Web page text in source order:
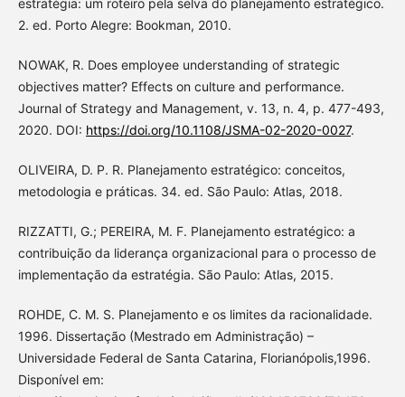
estratégia: um roteiro pela selva do planejamento estratégico.
2. ed. Porto Alegre: Bookman, 2010.
NOWAK, R. Does employee understanding of strategic
objectives matter? Effects on culture and performance.
Journal of Strategy and Management, v. 13, n. 4, p. 477-493,
2020. DOI: https://doi.org/10.1108/JSMA-02-2020-0027.
OLIVEIRA, D. P. R. Planejamento estratégico: conceitos,
metodologia e práticas. 34. ed. São Paulo: Atlas, 2018.
RIZZATTI, G.; PEREIRA, M. F. Planejamento estratégico: a
contribuição da liderança organizacional para o processo de
implementação da estratégia. São Paulo: Atlas, 2015.
ROHDE, C. M. S. Planejamento e os limites da racionalidade.
1996. Dissertação (Mestrado em Administração) –
Universidade Federal de Santa Catarina, Florianópolis,1996.
Disponível em: